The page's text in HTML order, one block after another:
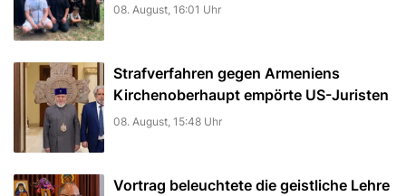
08. August, 16:01 Uhr
Strafverfahren gegen Armeniens
Kirchenoberhaupt empörte US-Juristen
08. August, 15:48 Uhr
Vortrag beleuchtete die geistliche Lehre